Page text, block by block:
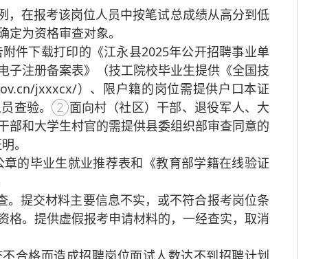
在报考该岗位人员中按笔试总成绩从高分到低
为资格审查对象。
件下载打印的《江永县2025年公开招聘事业单
子注册备案表》（技工院校毕业生提供《全国技
jxxxcx/）、限户籍的岗位需提供户口本证
查验。②面向村（社区）干部、退役军人、大
部和大学生村官的需提供县委组织部审查同意的
。
的毕业生就业推荐表和《教育部学籍在线验证
提交材料主要信息不实，或不符合报考岗位条
格。提供虚假报考申请材料的，一经查实，取消
合格而造成招聘岗位面试人数达不到招聘计划